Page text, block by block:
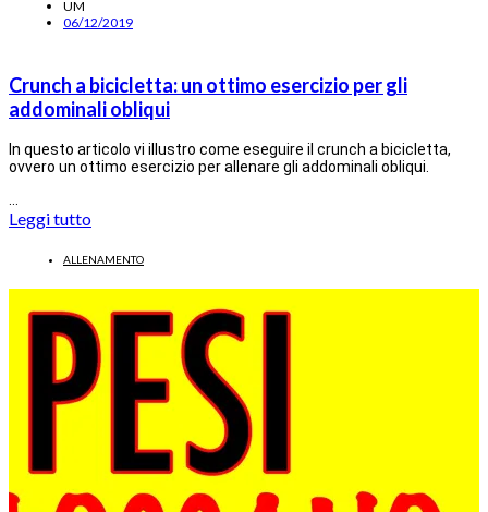
UM
06/12/2019
Crunch a bicicletta: un ottimo esercizio per gli
addominali obliqui
In questo articolo vi illustro come eseguire il crunch a bicicletta,
ovvero un ottimo esercizio per allenare gli addominali obliqui.
Leggi tutto
ALLENAMENTO